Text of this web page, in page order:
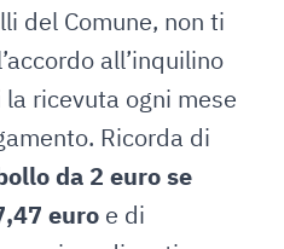
del Comune, non ti
all’inquilino
ricevuta ogni mese
Ricorda di
da 2 euro se
euro e di